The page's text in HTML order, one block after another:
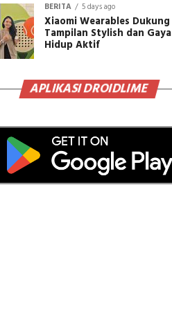
BERITA 5 days ago
Xiaomi Wearables Dukung
Tampilan Stylish dan Gaya
Hidup Aktif
APLIKASI DROIDLIME